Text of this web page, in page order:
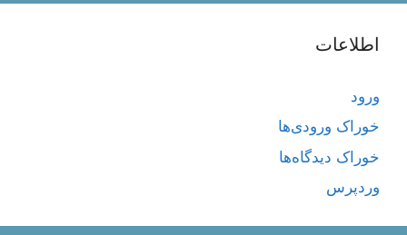
اطلاعات
ورود
خوراک ورودی‌ها
خوراک دیدگاه‌ها
وردپرس